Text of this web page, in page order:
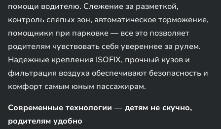
помощи водителю. Слежение за разметкой,
контроль слепых зон, автоматическое торможение,
помощники при парковке — все это позволяет
родителям чувствовать себя увереннее за рулем.
Надежные крепления ISOFIX, прочный кузов и
фильтрация воздуха обеспечивают безопасность и
комфорт самым юным пассажирам.
Современные технологии — детям не скучно,
родителям удобно